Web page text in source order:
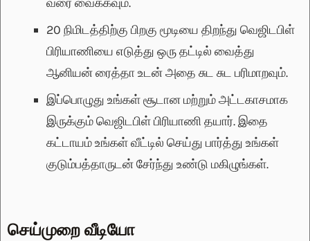
20 நிமிடத்திற்கு பிறகு மூடியை திறந்து வெஜிடபிள்
பிரியாணியை எடுத்து ஒரு தட்டில் வைத்து
ஆனியன் ரைத்தா உடன் அதை சுட சுட பரிமாறவும்.
இப்பொழுது உங்கள் சூடான மற்றும் அட்டகாசமாக
இருக்கும் வெஜிடபிள் பிரியாணி தயார். இதை
கட்டாயம் உங்கள் வீட்டில் செய்து பார்த்து உங்கள்
குடும்பத்தாருடன் சேர்ந்து உண்டு மகிழுங்கள்.
செய்முறை வீடியோ